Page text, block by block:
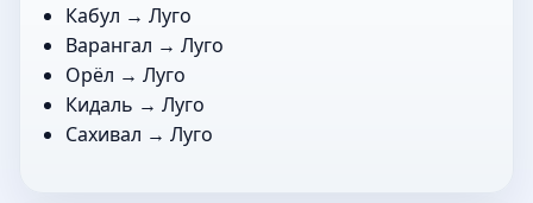
Кабул → Луго
Варангал → Луго
Орёл → Луго
Кидаль → Луго
Сахивал → Луго